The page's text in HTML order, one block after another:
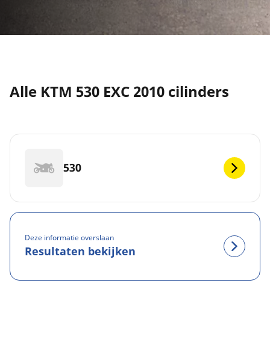
Alle KTM 530 EXC 2010 cilinders
530
Deze informatie overslaan
Resultaten bekijken